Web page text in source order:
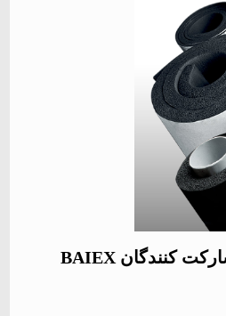
کنندگان